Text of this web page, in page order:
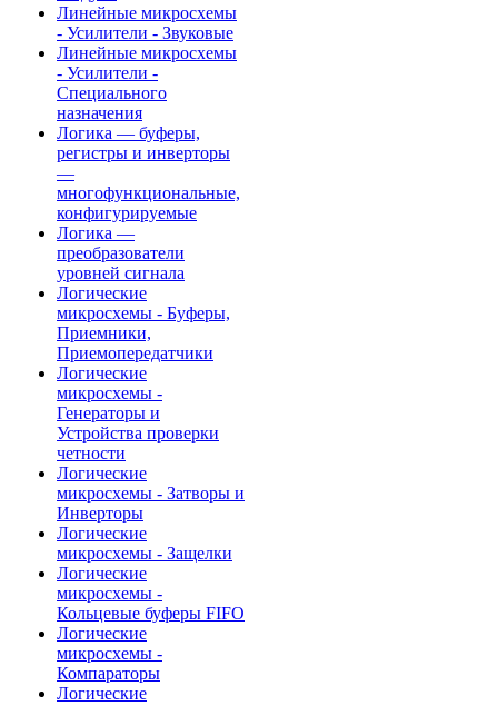
Линейные микросхемы
- Усилители - Звуковые
Линейные микросхемы
- Усилители -
Специального
назначения
Логика — буферы,
регистры и инверторы
—
многофункциональные,
конфигурируемые
Логика —
преобразователи
уровней сигнала
Логические
микросхемы - Буферы,
Приемники,
Приемопередатчики
Логические
микросхемы -
Генераторы и
Устройства проверки
четности
Логические
микросхемы - Затворы и
Инверторы
Логические
микросхемы - Защелки
Логические
микросхемы -
Кольцевые буферы FIFO
Логические
микросхемы -
Компараторы
Логические